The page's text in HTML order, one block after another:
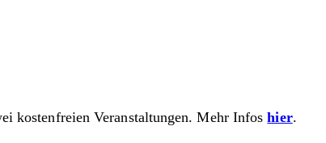
kostenfreien Veranstaltungen. Mehr Infoshier.